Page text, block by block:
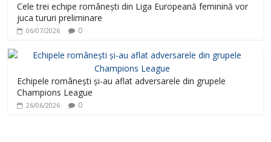
Cele trei echipe românești din Liga Europeană feminină vor
juca tururi preliminare
06/07/2026 0
Echipele românești și-au aflat adversarele din grupele
Champions League
26/06/2026 0